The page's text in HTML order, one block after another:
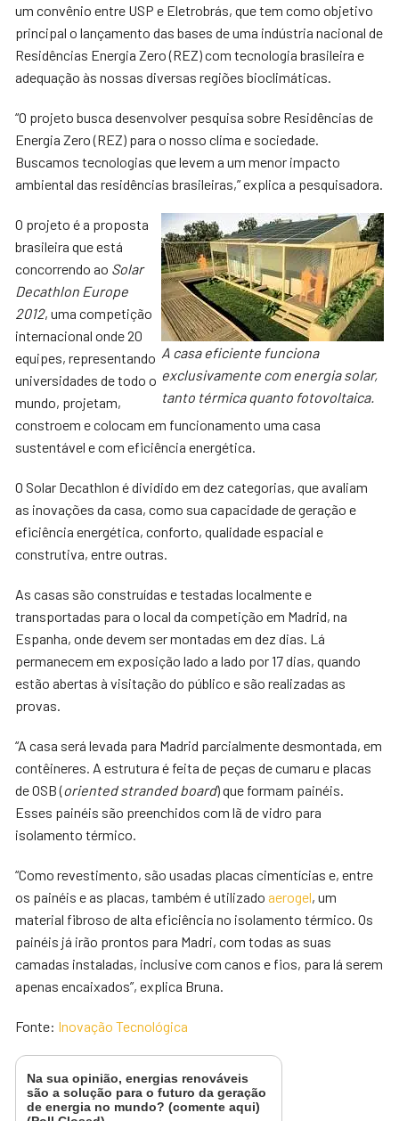
um convênio entre USP e Eletrobrás, que tem como objetivo
principal o lançamento das bases de uma indústria nacional de
Residências Energia Zero (REZ) com tecnologia brasileira e
adequação às nossas diversas regiões bioclimáticas.
“O projeto busca desenvolver pesquisa sobre Residências de
Energia Zero (REZ) para o nosso clima e sociedade.
Buscamos tecnologias que levem a um menor impacto
ambiental das residências brasileiras,” explica a pesquisadora.
A casa eficiente funciona
exclusivamente com energia solar,
tanto térmica quanto fotovoltaica.
O projeto é a proposta
brasileira que está
concorrendo ao Solar
Decathlon Europe
2012, uma competição
internacional onde 20
equipes, representando
universidades de todo o
mundo, projetam,
constroem e colocam em funcionamento uma casa
sustentável e com eficiência energética.
O Solar Decathlon é dividido em dez categorias, que avaliam
as inovações da casa, como sua capacidade de geração e
eficiência energética, conforto, qualidade espacial e
construtiva, entre outras.
As casas são construídas e testadas localmente e
transportadas para o local da competição em Madrid, na
Espanha, onde devem ser montadas em dez dias. Lá
permanecem em exposição lado a lado por 17 dias, quando
estão abertas à visitação do público e são realizadas as
provas.
“A casa será levada para Madrid parcialmente desmontada, em
contêineres. A estrutura é feita de peças de cumaru e placas
de OSB (oriented stranded board) que formam painéis.
Esses painéis são preenchidos com lã de vidro para
isolamento térmico.
“Como revestimento, são usadas placas cimentícias e, entre
os painéis e as placas, também é utilizadoaerogel, um
material fibroso de alta eficiência no isolamento térmico. Os
painéis já irão prontos para Madri, com todas as suas
camadas instaladas, inclusive com canos e fios, para lá serem
apenas encaixados”, explica Bruna.
Fonte: Inovação Tecnológica
Na sua opinião, energias renováveis
são a solução para o futuro da geração
de energia no mundo? (comente aqui)